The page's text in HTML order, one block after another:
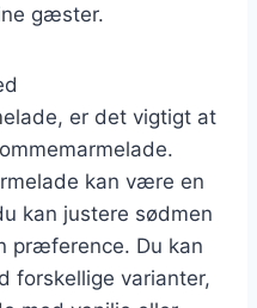
gæster.
er det vigtigt at
kan være en
kan justere sødmen
præference. Du kan
forskellige varianter,